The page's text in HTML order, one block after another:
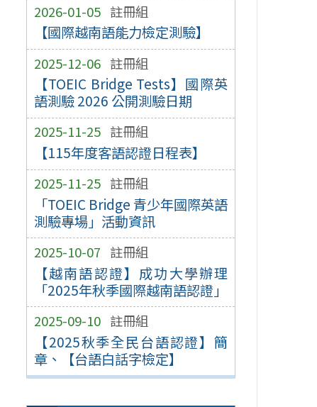
2026-01-05 註冊組
【國際越南語能力檢定測驗】
2025-12-06 註冊組
【TOEIC Bridge Tests】國際英
語測驗 2026 公開測驗日期
2025-11-25 註冊組
【115年度客語認證日程表】
2025-11-25 註冊組
「TOEIC Bridge 青少年國際英語
測驗專場」活動資訊
2025-10-07 註冊組
【越南語認證】成功大學辦理
「2025年秋季國際越南語認證」
2025-09-10 註冊組
【2025秋季全民台語認證】簡
章、【台語白話字檢定】